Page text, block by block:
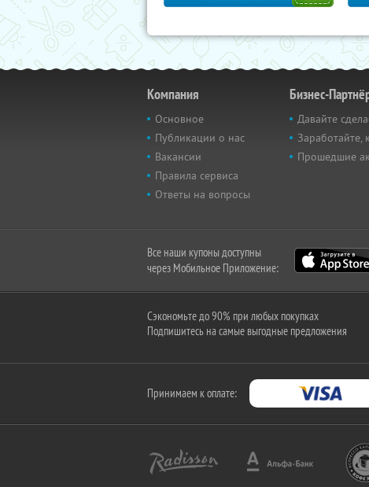
Компания
Основное
Публикации о нас
Вакансии
Правила сервиса
Ответы на вопросы
Бизнес-
Давайте
Заработайте,
Прошедшие
Все наши купоны доступны
через Мобильное Приложение:
Сэкономьте до 90% при любых покупках
Подпишитесь на самые выгодные предложения
Принимаем к оплате: